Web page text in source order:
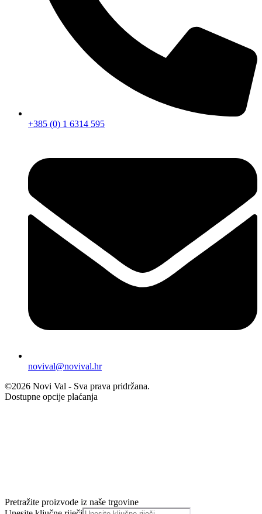
+385 (0) 1 6314 595
novival@novival.hr
©2026 Novi Val - Sva prava pridržana.
Dostupne opcije plaćanja
Pretražite proizvode iz naše trgovine